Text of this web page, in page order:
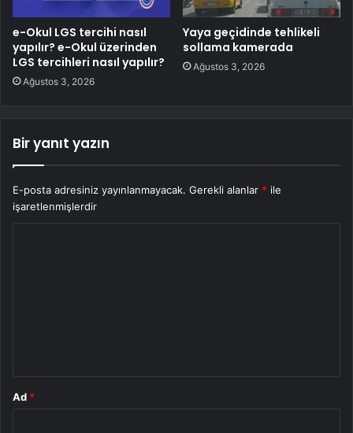
e-Okul LGS tercihi nasıl
yapılır? e-Okul üzerinden
LGS tercihleri nasıl yapılır?
Ağustos 3, 2026
Yaya geçidinde tehlikeli
sollama kamerada
Ağustos 3, 2026
Bir yanıt yazın
E-posta adresiniz yayınlanmayacak. Gerekli alanlar * ile
işaretlenmişlerdir
Ad *